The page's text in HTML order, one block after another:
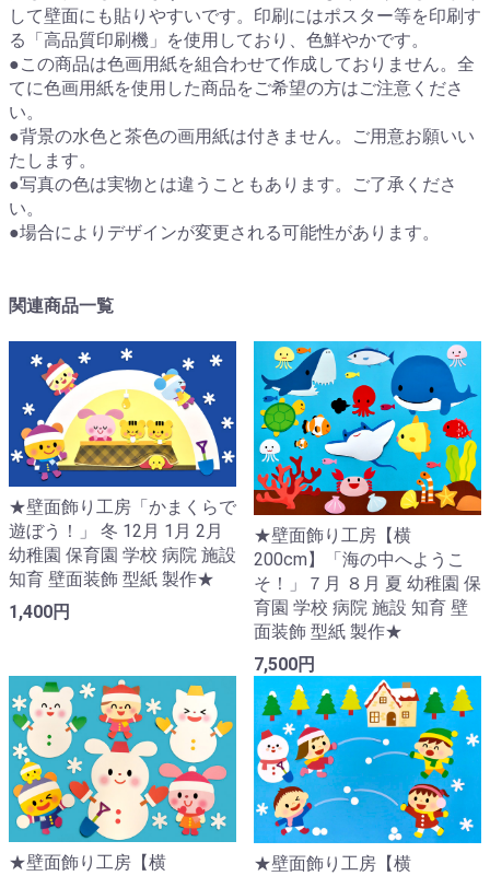
して壁面にも貼りやすいです。印刷にはポスター等を印刷す
る「高品質印刷機」を使用しており、色鮮やかです。
●この商品は色画用紙を組合わせて作成しておりません。全
てに色画用紙を使用した商品をご希望の方はご注意くださ
い。
●背景の水色と茶色の画用紙は付きません。ご用意お願いい
たします。
●写真の色は実物とは違うこともあります。ご了承くださ
い。
●場合によりデザインが変更される可能性があります。
関連商品一覧
★壁面飾り工房「かまくらで
遊ぼう！」 冬 12月 1月 2月
幼稚園 保育園 学校 病院 施設
知育 壁面装飾 型紙 製作★
1,400円
★壁面飾り工房【横
200cm】「海の中へようこ
そ！」７月 ８月 夏 幼稚園 保
育園 学校 病院 施設 知育 壁
面装飾 型紙 製作★
7,500円
★壁面飾り工房【横
★壁面飾り工房【横